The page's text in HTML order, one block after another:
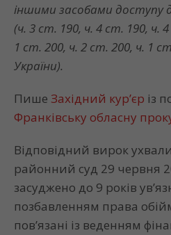
іншими засобами доступу
(ч. 3 ст. 190, ч. 4 ст. 190, ч.
1 ст. 200, ч. 2 ст. 200, ч. 1
України).
Пише Західний кур’єр із
Франківську обласну
Відповідний вирок
районний суд 29 червня
засуджено до 9 років
позбавленням права
пов’язані із веденням